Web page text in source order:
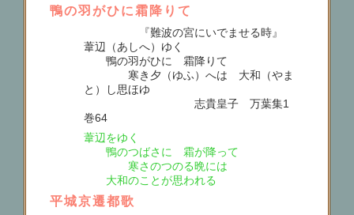
鴨の羽がひに霜降りて
『難波の宮にいでませる時』
葦辺（あしへ）ゆく
鴨の羽がひに 霜降りて
寒き夕（ゆふ）へは 大和（やま
と）し思ほゆ
志貴皇子 万葉集1
巻64
葦辺をゆく
鴨のつばさに 霜が降って
寒さのつのる晩には
大和のことが思われる
平城京遷都歌